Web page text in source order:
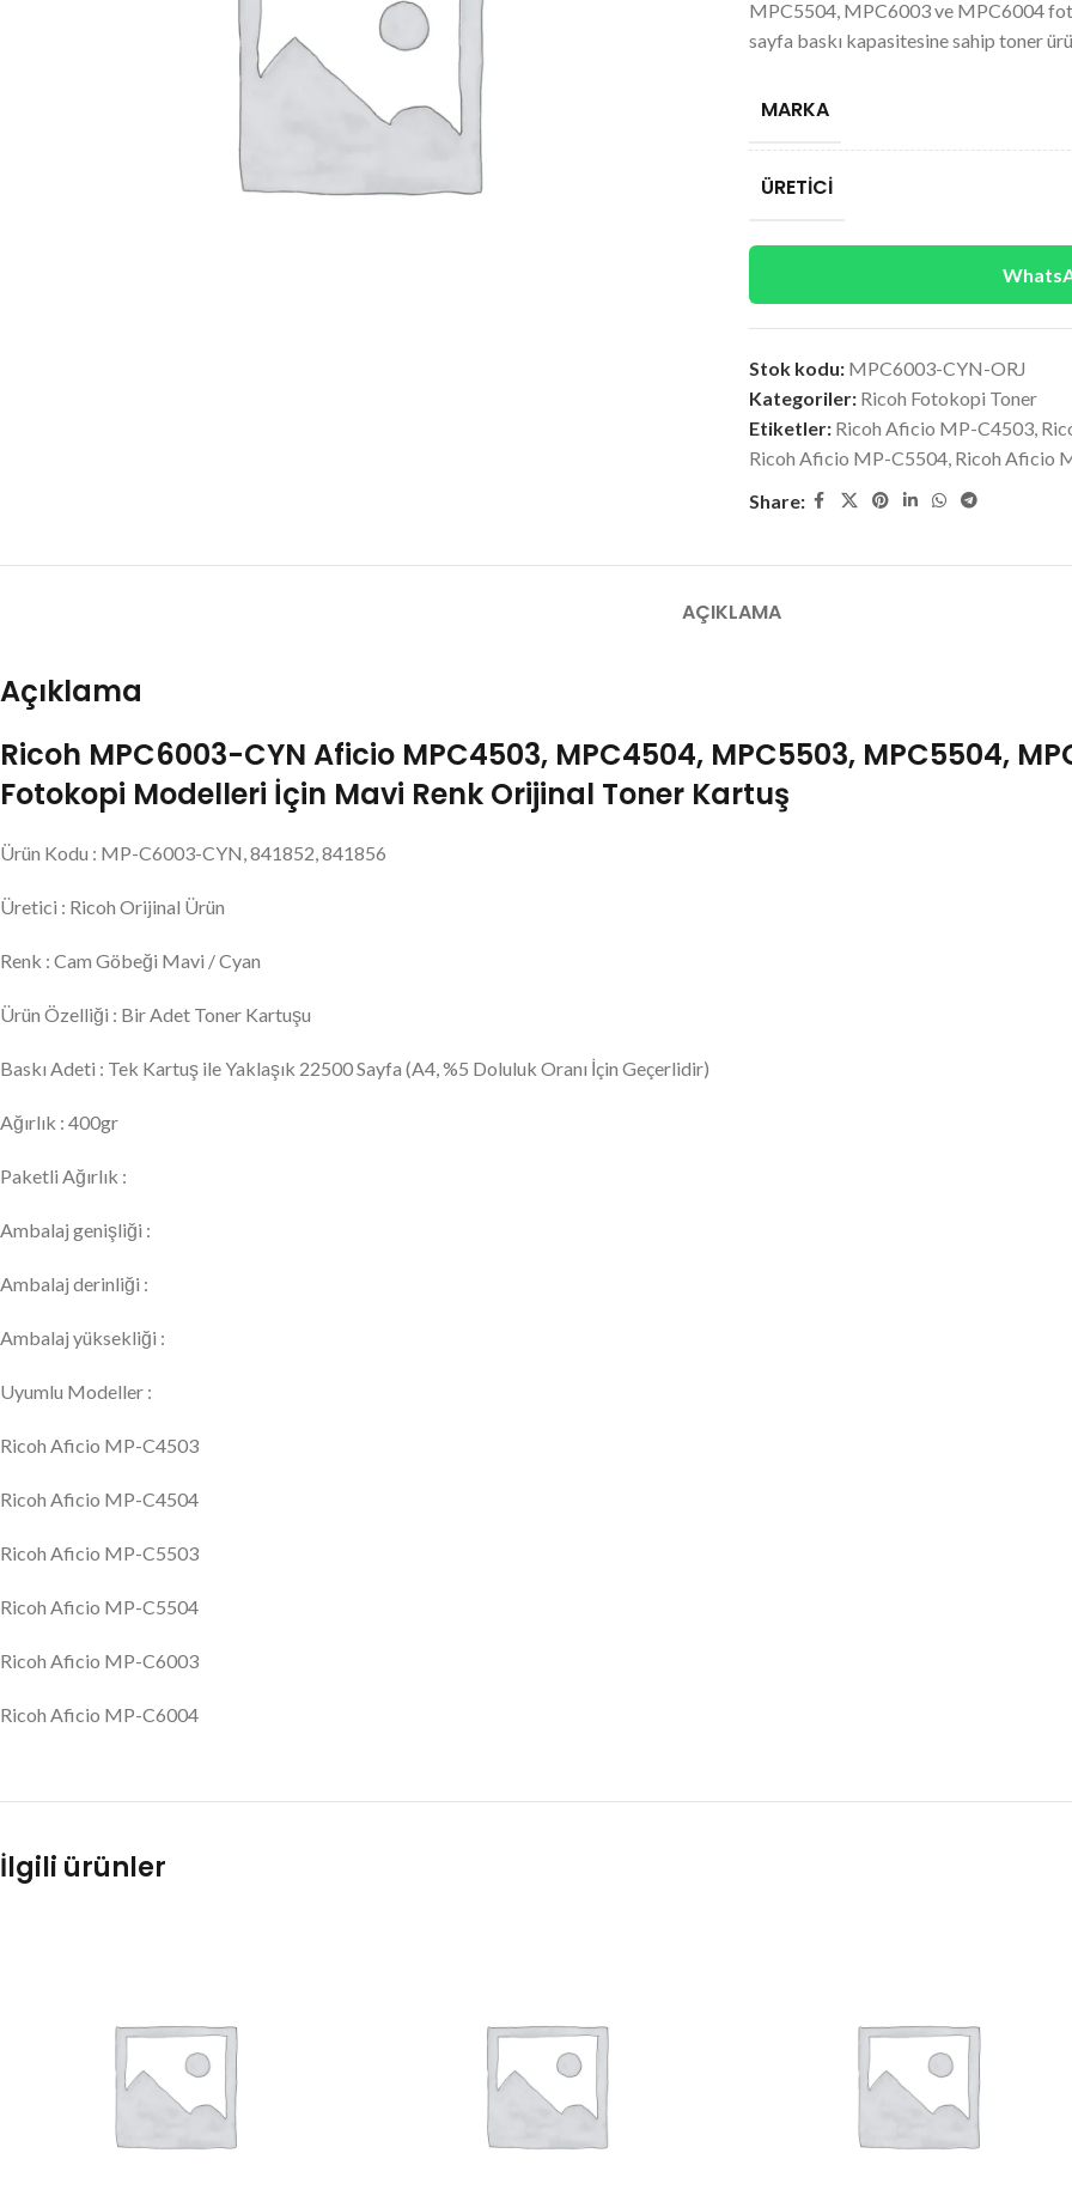
MPC5504, MPC6003 ve MPC6004
sayfa baskı kapasitesine sahip toner
MARKA
ÜRETICI
Stok kodu: MPC6003-CYN-ORJ
Kategoriler: Ricoh Fotokopi Toner
Etiketler: Ricoh Aficio MP-C4503,
Ricoh Aficio MP-C5504, Ricoh Aficio
Share:
AÇIKLAMA
Açıklama
Ricoh MPC6003-CYN Aficio MPC4503, MPC4504, MPC5503, MPC5504,
Fotokopi Modelleri İçin Mavi Renk Orijinal Toner Kartuş
Ürün Kodu : MP-C6003-CYN, 841852, 841856
Üretici : Ricoh Orijinal Ürün
Renk : Cam Göbeği Mavi / Cyan
Ürün Özelliği : Bir Adet Toner Kartuşu
Baskı Adeti : Tek Kartuş ile Yaklaşık 22500 Sayfa (A4, %5 Doluluk Oranı İçin Geçerlidir)
Ağırlık : 400gr
Paketli Ağırlık :
Ambalaj genişliği :
Ambalaj derinliği :
Ambalaj yüksekliği :
Uyumlu Modeller :
Ricoh Aficio MP-C4503
Ricoh Aficio MP-C4504
Ricoh Aficio MP-C5503
Ricoh Aficio MP-C5504
Ricoh Aficio MP-C6003
Ricoh Aficio MP-C6004
İlgili ürünler